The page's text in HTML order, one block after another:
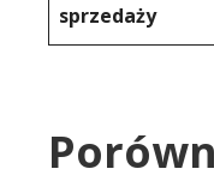
sprzedaży